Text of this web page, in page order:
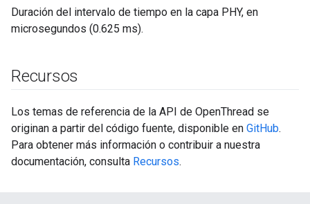
Duración del intervalo de tiempo en la capa PHY, en
microsegundos (0.625 ms).
Recursos
Los temas de referencia de la API de OpenThread se
originan a partir del código fuente, disponible en GitHub.
Para obtener más información o contribuir a nuestra
documentación, consulta Recursos.